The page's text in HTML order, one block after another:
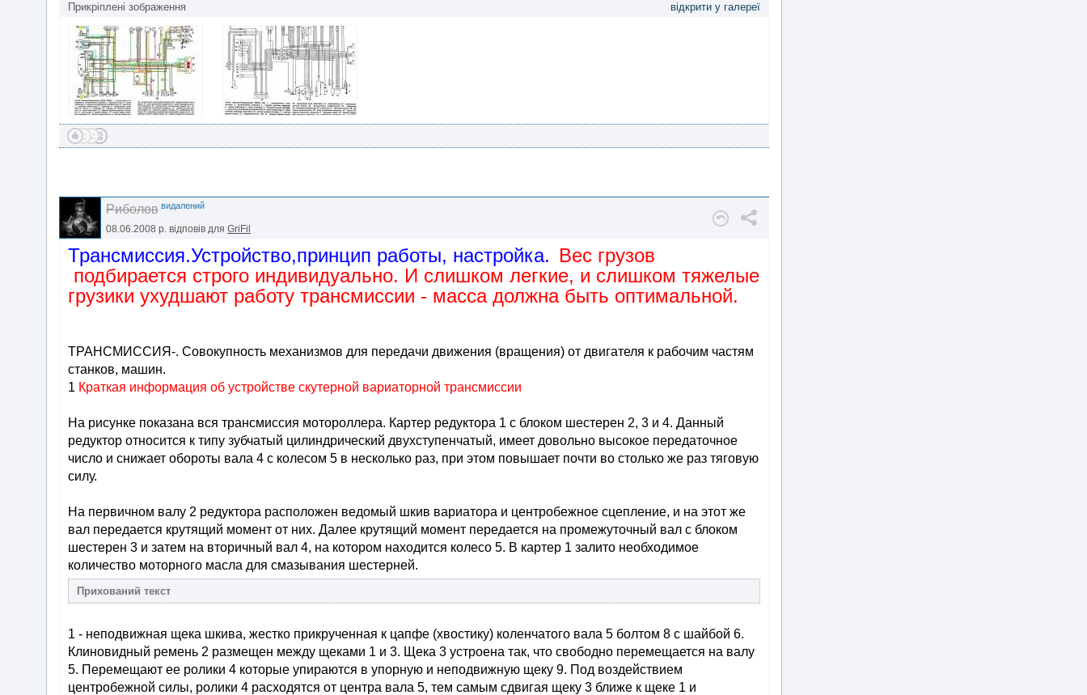
Прикріплені зображення відкрити у галереї
Риболов видалений
08.06.2008 р. відповів для GriFil
Трансмиссия.Устройство,принцип работы, настройка. Вес грузов
подбирается строго индивидуально. И слишком легкие, и слишком тяжелые
грузики ухудшают работу трансмиссии - масса должна быть оптимальной.
ТРАНСМИССИЯ-. Совокупность механизмов для передачи движения (вращения) от двигателя к рабочим частям
станков, машин.
1 Краткая информация об устройстве скутерной вариаторной трансмиссии
На рисунке показана вся трансмиссия мотороллера. Картер редуктора 1 с блоком шестерен 2, 3 и 4. Данный
редуктор относится к типу зубчатый цилиндрический двухступенчатый, имеет довольно высокое передаточное
число и снижает обороты вала 4 с колесом 5 в несколько раз, при этом повышает почти во столько же раз тяговую
силу.
На первичном валу 2 редуктора расположен ведомый шкив вариатора и центробежное сцепление, и на этот же
вал передается крутящий момент от них. Далее крутящий момент передается на промежуточный вал с блоком
шестерен 3 и затем на вторичный вал 4, на котором находится колесо 5. В картер 1 залито необходимое
количество моторного масла для смазывания шестерней.
1 - неподвижная щека шкива, жестко прикрученная к цапфе (хвостику) коленчатого вала 5 болтом 8 с шайбой 6.
Клиновидный ремень 2 размещен между щеками 1 и 3. Щека 3 устроена так, что свободно перемещается на валу
5. Перемещают ее ролики 4 которые упираются в упорную и неподвижную щеку 9. Под воздействием
центробежной силы, ролики 4 расходятся от центра вала 5, тем самым сдвигая щеку 3 ближе к щеке 1 и